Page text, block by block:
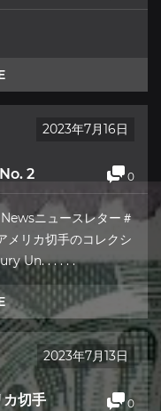
2023年7月16日
2 0
ニュースレター＃
リカ切手のコレクシ
Un. . . . . .
2023年7月13日
カ切手 0